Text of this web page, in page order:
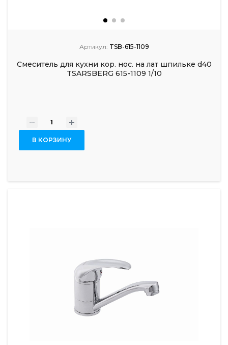
Артикул: TSB-615-1109
Смеситель для кухни кор. нос. на лат шпильке d40
TSARSBERG 615-1109 1/10
- +
В КОРЗИНУ